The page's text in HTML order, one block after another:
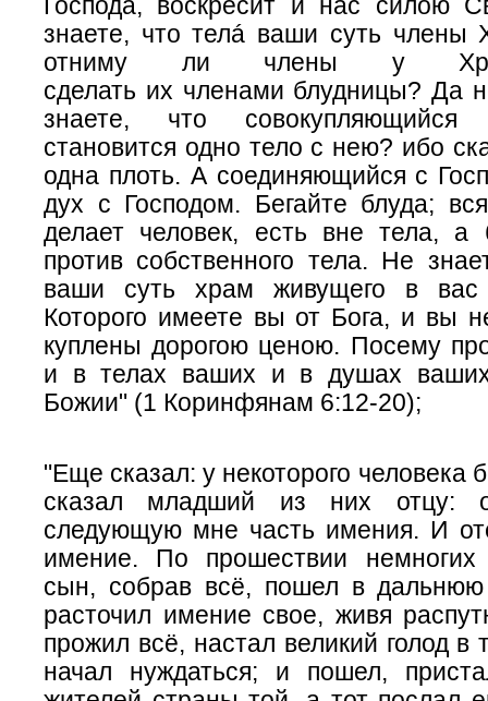
знаете, что телá ваши суть члены
отниму ли члены у
сделать их членами блудницы? Да
знаете, что
становится одно тело с нею? ибо
одна плоть. А соединяющийся с
дух с Господом. Бегайте блуда;
делает человек, есть вне тела, а
против собственного тела. Не
ваши суть храм живущего в вас
Которого имеете вы от Бога, и вы
куплены дорогою ценою. Посему
и в телах ваших и в душах
Божии" (1 Коринфянам 6:12-20);
"Еще сказал: у некоторого человека
сказал младший из них отцу:
следующую мне часть имения. И
имение. По прошествии
сын, собрав всё, пошел в
расточил имение свое, живя
прожил всё, настал великий голод в
начал нуждаться; и пошел,